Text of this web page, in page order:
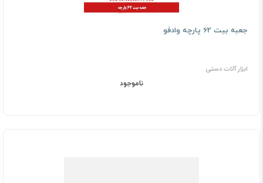
جعبه بیت 62 پارچه وادفو
ابزار آلات دستی
ناموجود